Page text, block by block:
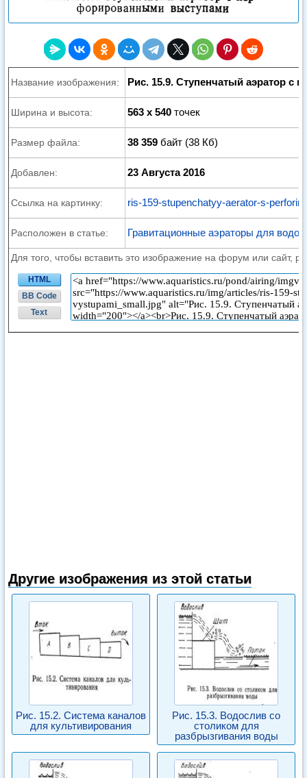
Название изображения: Рис. 15.9. Ступенчатый аэратор
Ширина и высота: 563 x 540 точек
Размер файла: 38 359 байт (38 Кб)
Добавлен: 23 Августа 2016
Ссылка на картинку: ris-159-stupenchatyy-aerator-s-
Расположен в статье: Гравитационные аэраторы для
Для того, чтобы вставить это изображение на форум или сайт,
HTML
BB Code
Text
Другие изображения из этой статьи
Рис. 15.2. Система каналов
для культивирования
Рис. 15.3. Водослив со
столиком для
разбрызгивания воды